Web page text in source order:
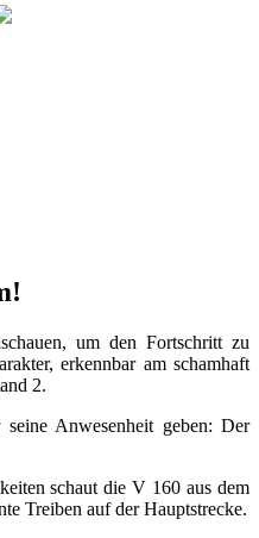
um den Fortschritt zu
erkennbar am schamhaft
2.
Anwesenheit geben: Der
schaut die V 160 aus dem
Treiben auf der Hauptstrecke.